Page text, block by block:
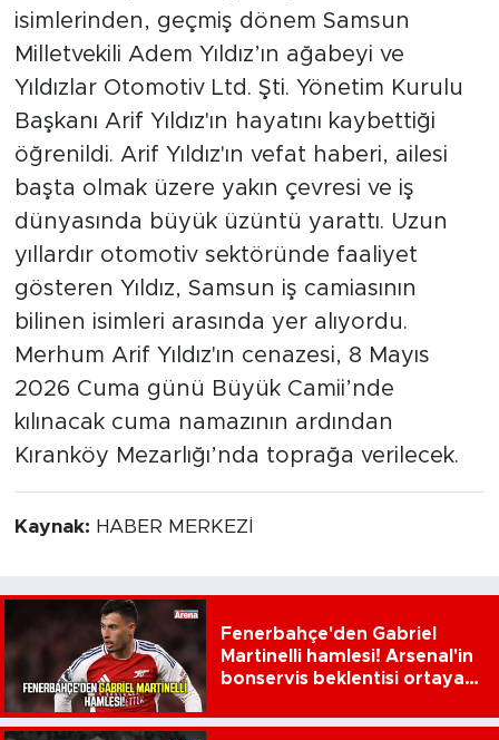
isimlerinden, geçmiş dönem Samsun
Milletvekili Adem Yıldız’ın ağabeyi ve
Yıldızlar Otomotiv Ltd. Şti. Yönetim Kurulu
Başkanı Arif Yıldız'ın hayatını kaybettiği
öğrenildi. Arif Yıldız'ın vefat haberi, ailesi
başta olmak üzere yakın çevresi ve iş
dünyasında büyük üzüntü yarattı. Uzun
yıllardır otomotiv sektöründe faaliyet
gösteren Yıldız, Samsun iş camiasının
bilinen isimleri arasında yer alıyordu.
Merhum Arif Yıldız'ın cenazesi, 8 Mayıs
2026 Cuma günü Büyük Camii’nde
kılınacak cuma namazının ardından
Kıranköy Mezarlığı’nda toprağa verilecek.
Kaynak: HABER MERKEZİ
Fenerbahçe'den Gabriel
Martinelli hamlesi! Arsenal'in
bonservis beklentisi ortaya